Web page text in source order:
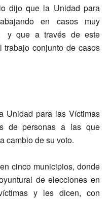
dijo que la Unidad para
en casos muy
y que a través de este
trabajo conjunto de casos
Unidad para las Víctimas
de personas a las que
cambio de su voto.
cinco municipios, donde
de elecciones en
y les dicen, con